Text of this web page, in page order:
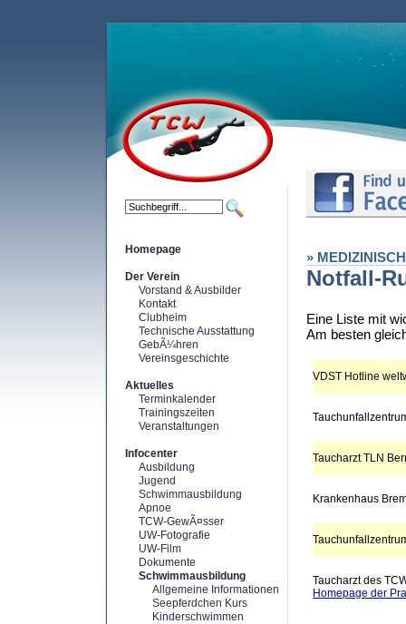
Homepage
Der Verein
Vorstand & Ausbilder
Kontakt
Clubheim
Technische Ausstattung
GebÃ¼hren
Vereinsgeschichte
Aktuelles
Terminkalender
Trainingszeiten
Veranstaltungen
Infocenter
Ausbildung
Jugend
Schwimmausbildung
Apnoe
TCW-GewÃ¤sser
UW-Fotografie
UW-Film
Dokumente
Schwimmausbildung
Allgemeine Informationen
Seepferdchen Kurs
Kinderschwimmen
»
Notfall-
Eine Liste mit
Am besten
VDST Hotline
Taucharzt TLN
Krankenhaus
Taucharzt des
Homepage der